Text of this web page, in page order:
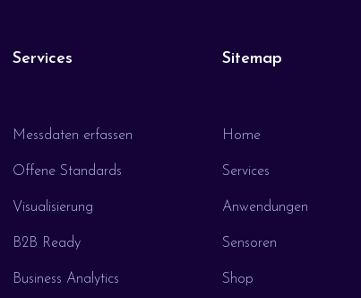
Services
Messdaten erfassen
Offene Standards
Visualisierung
B2B Ready
Business Analytics
Sitemap
Home
Services
Anwendungen
Sensoren
Shop